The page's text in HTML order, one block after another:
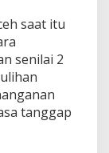
saat itu
senilai 2
tanggap